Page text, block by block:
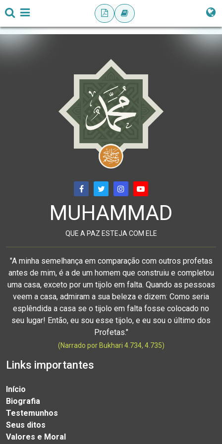
MUHAMMAD
QUE A PAZ ESTEJA COM ELE
"A minha semelhança em comparação com outros profetas
antes de mim, é a de um homem que construiu e completou
uma casa, exceto por um tijolo em falta. Quando as pessoas
veem a casa, admiram a sua beleza e dizem: Como seria
esplêndida a casa se o tijolo em falta fosse colocado no
seu lugar! Então, eu sou esse tijolo, e eu sou o último dos
Profetas."
(Narrado por Bukhari 4.734, 4.735)
Links importantes
Início
Biografia
Testemunhos
Seus ditos
Valores e Moral